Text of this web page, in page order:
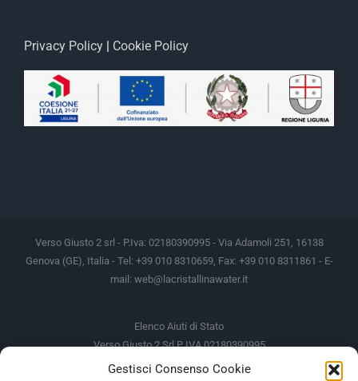
Gestisci Consenso Cookie
Privacy Policy | Cookie Policy
Verso Giusto 2 srl - P.Iva: 02180390995 - Via Adamoli 251, 16138
Genova (GE), Italia - Tel: +39 010 8310659, Fax: +39 010 8311861 - E-
mail: web@lacristallinawater.it
Elenco Aiuti di Stato
Verso Giusto 2 Srl P IVA 02180390995
Soggetto Erogante Somma Incassata